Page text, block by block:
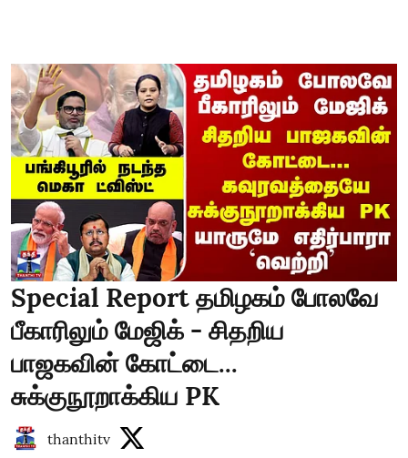
Special Report தமிழகம் போலவே
பீகாரிலும் மேஜிக் - சிதறிய
பாஜகவின் கோட்டை...
சுக்குநூறாக்கிய PK
thanthitv